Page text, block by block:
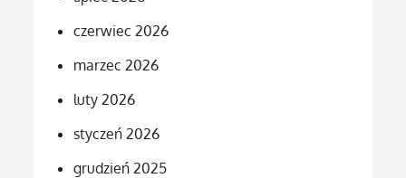
czerwiec 2026
marzec 2026
luty 2026
styczeń 2026
grudzień 2025